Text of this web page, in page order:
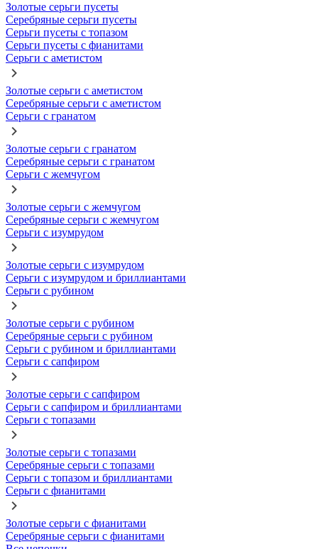
Золотые серьги пусеты
Серебряные серьги пусеты
Серьги пусеты с топазом
Серьги пусеты с фианитами
Серьги с аметистом
Золотые серьги с аметистом
Серебряные серьги с аметистом
Серьги с гранатом
Золотые серьги с гранатом
Серебряные серьги с гранатом
Серьги с жемчугом
Золотые серьги с жемчугом
Серебряные серьги с жемчугом
Серьги с изумрудом
Золотые серьги с изумрудом
Серьги с изумрудом и бриллиантами
Серьги с рубином
Золотые серьги с рубином
Серебряные серьги с рубином
Серьги с рубином и бриллиантами
Серьги с сапфиром
Золотые серьги с сапфиром
Серьги с сапфиром и бриллиантами
Серьги с топазами
Золотые серьги с топазами
Серебряные серьги с топазами
Серьги с топазом и бриллиантами
Серьги с фианитами
Золотые серьги с фианитами
Серебряные серьги с фианитами